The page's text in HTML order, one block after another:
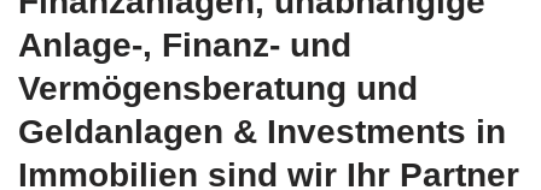
Anlage-, Finanz- und
Vermögensberatung und
Geldanlagen & Investments in
Immobilien sind wir Ihr Partner